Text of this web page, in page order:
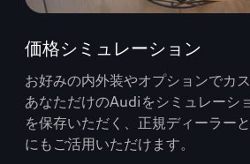
価格シミュレーション
お好みの内外装やオプションでカ
あなただけのAudiをシミュレーシ
を保存いただく、正規ディーラー
にもご活用いただけます。